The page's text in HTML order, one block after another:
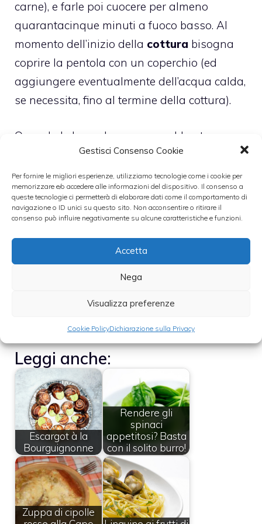
Gestisci Consenso Cookie
Per fornire le migliori esperienze, utilizziamo tecnologie come i cookie per
memorizzare e/o accedere alle informazioni del dispositivo. Il consenso a
queste tecnologie ci permetterà di elaborare dati come il comportamento di
navigazione o ID unici su questo sito. Non acconsentire o ritirare il
consenso può influire negativamente su alcune caratteristiche e funzioni.
Accetta
Nega
Visualizza preferenze
Cookie PolicyDichiarazione sulla Privacy
carne), e farle poi cuocere per almeno
quarantacinque minuti a fuoco basso. Al
momento dell’inizio della cottura bisogna
coprire la pentola con un coperchio (ed
aggiungere eventualmente dell’acqua calda,
se necessita, fino al termine della cottura).
Quando le lumache saranno abbastanza
asciutte, sarà il momento di aggiungere il
peperoncino in polvere e il concentrato di
pomodoro: lasciare rosolare le lumache fino
a che il concentrato sia ben amalgamato,
spegnere il fuoco e aggiungere un filo di olio
di oliva crudo e l’origano ridotto in polvere
sottile; servite in piatti fondi o pirofiline
monoporzione, accompagnati da fette di
pane casereccio.
Leggi anche:
Escargot à la
Bourguignonne
Rendere gli
spinaci
appetitosi? Basta
con il solito burro!
Zuppa di cipolle